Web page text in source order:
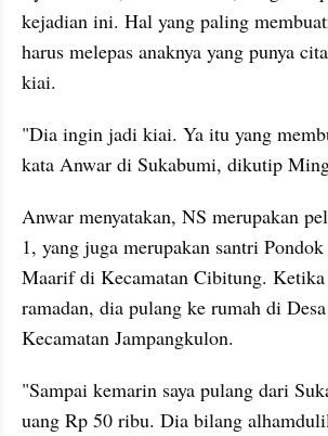
kejadian ini. Hal yang paling
harus melepas anaknya yang punya
kiai.
"Dia ingin jadi kiai. Ya itu yang
kata Anwar di Sukabumi, dikutip
Anwar menyatakan, NS merupakan
1, yang juga merupakan santri
Maarif di Kecamatan Cibitung.
ramadan, dia pulang ke rumah di
Kecamatan Jampangkulon.
"Sampai kemarin saya pulang dari
uang Rp 50 ribu. Dia bilang